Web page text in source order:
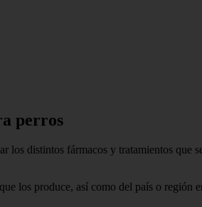
perros
los distintos fármacos y tratamientos
los produce, así como del país o